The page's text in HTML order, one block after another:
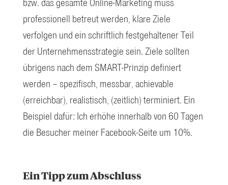
bzw. das gesamte Online-Marketing muss
professionell betreut werden, klare Ziele
verfolgen und ein schriftlich festgehaltener Teil
der Unternehmensstrategie sein. Ziele sollten
übrigens nach dem SMART-Prinzip definiert
werden – spezifisch, messbar, achievable
(erreichbar), realistisch, (zeitlich) terminiert. Ein
Beispiel dafür: Ich erhöhe innerhalb von 60 Tagen
die Besucher meiner Facebook-Seite um 10%.
Ein Tipp zum Abschluss